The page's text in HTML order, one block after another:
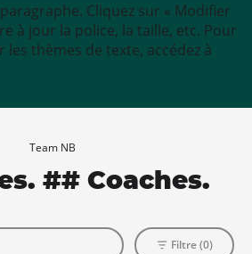
Cliquez sur « Modifier
à jour la police, la taille, etc. Pour
thèmes de texte, accédez à
Team NB
## Coaches.
Filtre (0)